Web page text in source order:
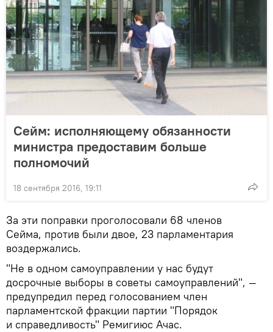
Сейм: исполняющему обязанности
министра предоставим больше
полномочий
18 сентября 2016, 19:11
За эти поправки проголосовали 68 членов
Сейма, против были двое, 23 парламентария
воздержались.
"Не в одном самоуправлении у нас будут
досрочные выборы в советы самоуправлений", —
предупредил перед голосованием член
парламентской фракции партии "Порядок
и справедливость" Ремигиюс Ачас.